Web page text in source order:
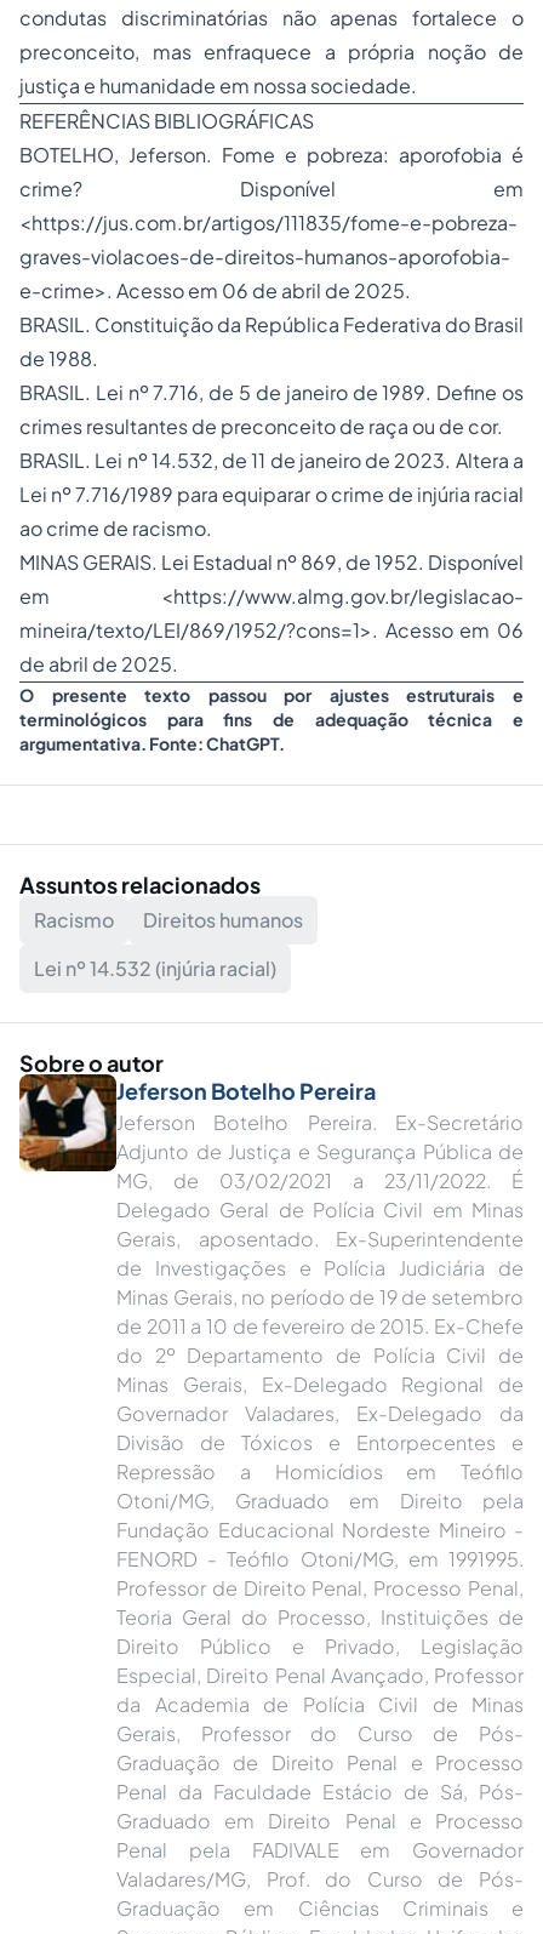
condutas discriminatórias não apenas fortalece o
preconceito, mas enfraquece a própria noção de
justiça e humanidade em nossa sociedade.
REFERÊNCIAS BIBLIOGRÁFICAS
BOTELHO, Jeferson. Fome e pobreza: aporofobia é
crime? Disponível em
<https://jus.com.br/artigos/111835/fome-e-pobreza-
graves-violacoes-de-direitos-humanos-aporofobia-
e-crime>. Acesso em 06 de abril de 2025.
BRASIL. Constituição da República Federativa do Brasil
de 1988.
BRASIL. Lei nº 7.716, de 5 de janeiro de 1989. Define os
crimes resultantes de preconceito de raça ou de cor.
BRASIL. Lei nº 14.532, de 11 de janeiro de 2023. Altera a
Lei nº 7.716/1989 para equiparar o crime de injúria racial
ao crime de racismo.
MINAS GERAIS. Lei Estadual nº 869, de 1952. Disponível
em <https://www.almg.gov.br/legislacao-
mineira/texto/LEI/869/1952/?cons=1>. Acesso em 06
de abril de 2025.
O presente texto passou por ajustes estruturais e
terminológicos para fins de adequação técnica e
argumentativa. Fonte: ChatGPT.
Assuntos relacionados
Racismo
Direitos humanos
Lei nº 14.532 (injúria racial)
Sobre o autor
Jeferson Botelho Pereira
Jeferson Botelho Pereira. Ex-Secretário
Adjunto de Justiça e Segurança Pública de
MG, de 03/02/2021 a 23/11/2022. É
Delegado Geral de Polícia Civil em Minas
Gerais, aposentado. Ex-Superintendente
de Investigações e Polícia Judiciária de
Minas Gerais, no período de 19 de setembro
de 2011 a 10 de fevereiro de 2015. Ex-Chefe
do 2º Departamento de Polícia Civil de
Minas Gerais, Ex-Delegado Regional de
Governador Valadares, Ex-Delegado da
Divisão de Tóxicos e Entorpecentes e
Repressão a Homicídios em Teófilo
Otoni/MG, Graduado em Direito pela
Fundação Educacional Nordeste Mineiro -
FENORD - Teófilo Otoni/MG, em 1991995.
Professor de Direito Penal, Processo Penal,
Teoria Geral do Processo, Instituições de
Direito Público e Privado, Legislação
Especial, Direito Penal Avançado, Professor
da Academia de Polícia Civil de Minas
Gerais, Professor do Curso de Pós-
Graduação de Direito Penal e Processo
Penal da Faculdade Estácio de Sá, Pós-
Graduado em Direito Penal e Processo
Penal pela FADIVALE em Governador
Valadares/MG, Prof. do Curso de Pós-
Graduação em Ciências Criminais e